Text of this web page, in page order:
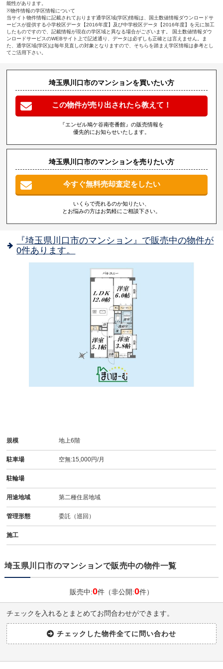
能性があります。
※物件情報の学区情報について
当サイト物件情報に記載されております通学区域(学区)情報は、国土数値情報ダウンロードサ
ービスが提供する小学校区データ【2016年度】及び中学校区データ【2016年度】を元に加工
したものですので、記載情報が現在の学区域と異なる場合がございます。 国土数値情報ダウ
ンロードサービスのWEBサイト上で記述通り、データは必ずしも正確とは言えません。ま
た、通学区域(学区)は毎年見直しの対象となりますので、そちらを踏まえ学区情報は参考とし
てご活用下さい。
埼玉県川口市のマンションを買いたい方
この物件が売り出されたら教えて！
『エンゼル鳩ケ谷南壱番館』の販売情報を
優先的にお知らせいたします。
埼玉県川口市のマンションを売りたい方
今すぐ無料売却査定をしたい
いくらで売れるのか知りたい、
とお悩みの方はお気軽にご相談下さい。
『埼玉県川口市のマンション』で販売中の物件が
0件あります。
規模 地上6階
駐車場 空無:15,000円/月
駐輪場
用途地域 第二種住居地域
管理形態 委託（巡回）
施工
埼玉県川口市のマンションで販売中の物件一覧
販売中:0件（非公開:0件）
チェックを入れるとまとめてお問合わせができます。